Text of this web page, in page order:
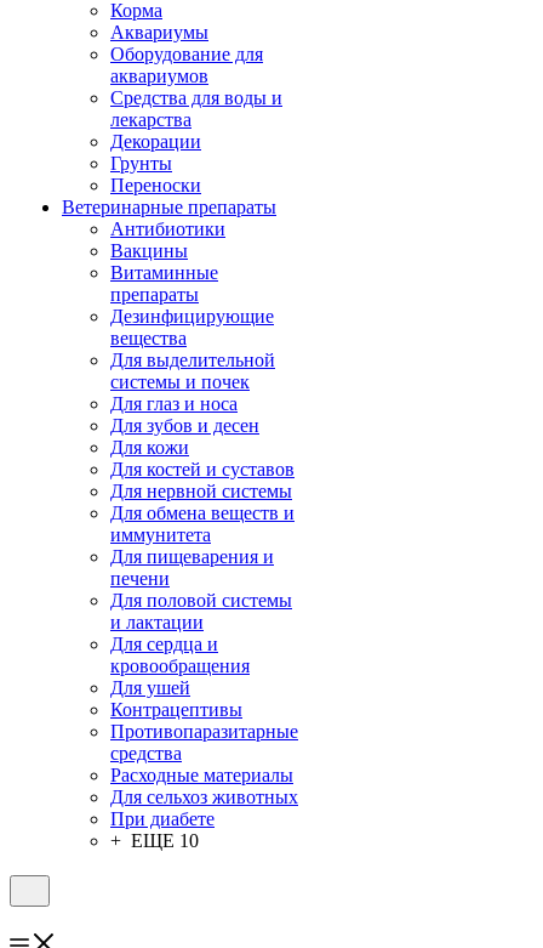
Корма
Аквариумы
Оборудование для
аквариумов
Средства для воды и
лекарства
Декорации
Грунты
Переноски
Ветеринарные препараты
Антибиотики
Вакцины
Витаминные
препараты
Дезинфицирующие
вещества
Для выделительной
системы и почек
Для глаз и носа
Для зубов и десен
Для кожи
Для костей и суставов
Для нервной системы
Для обмена веществ и
иммунитета
Для пищеварения и
печени
Для половой системы
и лактации
Для сердца и
кровообращения
Для ушей
Контрацептивы
Противопаразитарные
средства
Расходные материалы
Для сельхоз животных
При диабете
+ ЕЩЕ 10